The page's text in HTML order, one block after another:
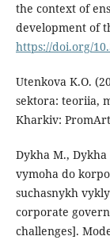
the context of
development of
https://doi.org/
Utenkova K.O.
sektora: teoriia,
Kharkiv:
Dykha M.,
vymoha do
suchasnykh
corporate
challenges].